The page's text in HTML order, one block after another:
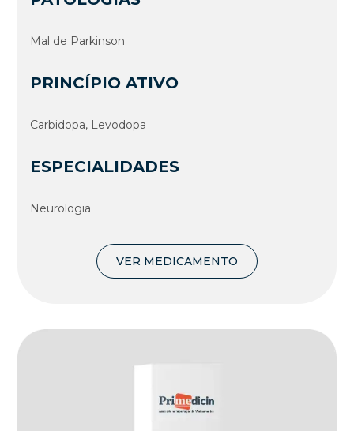
Mal de Parkinson
PRINCÍPIO ATIVO
Carbidopa, Levodopa
ESPECIALIDADES
Neurologia
VER MEDICAMENTO